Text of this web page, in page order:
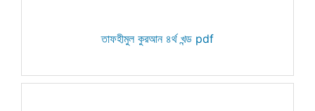
তাফহীমুল কুরআন ৪র্থ খন্ড pdf